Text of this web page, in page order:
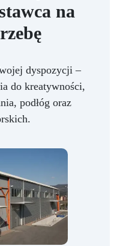
na
dyspozycji –
do kreatywności,
podłóg oraz